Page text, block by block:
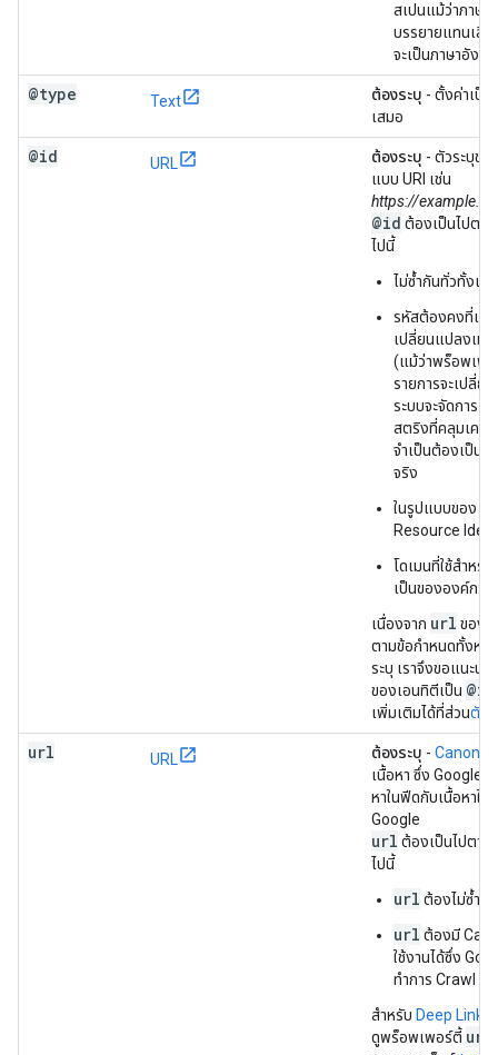
สเปนแม้ว่าภาษา
บรรยายแทนเสี
จะเป็นภาษาอังก
@type Text ต้องระบุ - ตั้งค่าเป็น
เสมอ
@id URL ต้องระบุ - ตัวระบุขอ
แบบ URI เช่น
https://
@id ต้องเป็นไปตา
ไปนี้
ไม่ซ้ำกันทั่วทั้งแ
รหัสต้องคงที่และ
เปลี่ยนแปลงเมื่อ
(แม้ว่าพร็อพเพอ
รายการจะเปลี่ย
ระบบจะจัดการ
สตริงที่คลุมเครือ
จำเป็นต้องเป็นลิ
จริง
ในรูปแบบของ
Resource
โดเมนที่ใช้สำหรั
เป็นขององค์กร
เนื่องจาก url ของเ
ตามข้อกำหนดทั้งหม
ระบุ เราจึงขอแนะนำ
ของเอนทิตีเป็น @id
เพิ่มเติมได้ที่ส่วนตัวร
url URL ต้องระบุ -
เนื้อหา ซึ่ง Google ใ
หาในฟีดกับเนื้อหาใน
Google
url ต้องเป็นไปตา
ไปนี้
url ต้องไม่ซ้ำกั
url ต้องมี
ใช้งานได้ซึ่ง
ทำการ Crawl ได้
สำหรับ Deep Link
ดูพร็อพเพอร์ตี้ url